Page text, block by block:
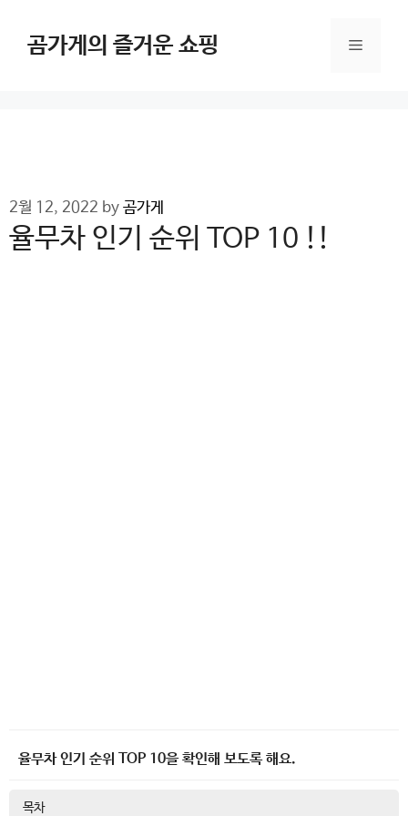
content곰가게의 즐거운 쇼핑 Menu
2월 12, 2022 by 곰가게
율무차 인기 순위 TOP 10 !!
율무차 인기 순위 TOP 10을 확인해 보도록 해요.
목차